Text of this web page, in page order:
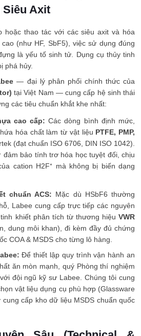
Axit
hoặc thao tác với các siêu axit và hóa
(như HF, SbF5), việc sử dụng đúng
là yếu tố sinh tử. Dụng cụ thủy tinh
phá hủy.
— đại lý phân phối chính thức của
tại Việt Nam — cung cấp hệ sinh thái
các tiêu chuẩn khắt khe nhất:
cao cấp: Các dòng bình định mức,
hóa chất làm từ vật liệu PTFE, PMP,
(đạt chuẩn ISO 6706, DIN ISO 1042).
đảm bảo tính trơ hóa học tuyệt đối, chịu
cation H2F⁺ mà không bị biến dạng
chuẩn ACS: Mặc dù HSbF6 thường
Labee cung cấp trực tiếp các nguyên
khiết phân tích từ thương hiệu VWR
dung môi khan), đi kèm đầy đủ chứng
COA & MSDS cho từng lô hàng.
Để thiết lập quy trình vận hành an
ăn mòn mạnh, quý Phòng thí nghiệm
đội ngũ kỹ sư Labee. Chúng tôi cung
vật liệu dụng cụ phù hợp (Glassware
cấp kho dữ liệu MSDS chuẩn quốc